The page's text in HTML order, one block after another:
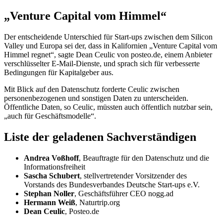
„Venture Capital vom Himmel“
Der entscheidende Unterschied für Start-ups zwischen dem Silicon
Valley und Europa sei der, dass in Kalifornien „Venture Capital vom
Himmel regnet“, sagte Dean Ceulic von posteo.de, einem Anbieter
verschlüsselterE-Mail-Dienste, und sprach sich für verbesserte
Bedingungen für Kapitalgeber aus.
Mit Blick auf den Datenschutz forderte Ceulic zwischen
personenbezogenen und sonstigen Daten zu unterscheiden.
Öffentliche Daten, so Ceulic, müssten auch öffentlich nutzbar sein,
„auch für Geschäftsmodelle“.
Liste der geladenen Sachverständigen
Andrea Voßhoff, Beauftragte für den Datenschutz und die
Informationsfreiheit
Sascha Schubert, stellvertretender Vorsitzender des
Vorstands des Bundesverbandes Deutsche Start-ups e.V.
Stephan Noller, Geschäftsführer CEO nogg.ad
Hermann Weiß, Naturtrip.org
Dean Ceulic, Posteo.de